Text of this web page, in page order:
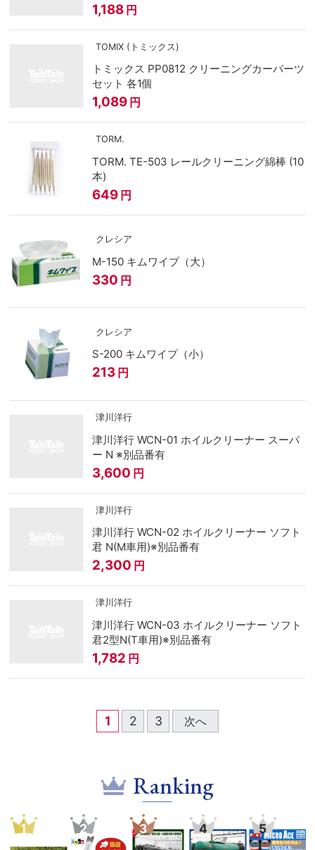
1,188 円
TOMIX (トミックス)
トミックス PP0812 クリーニングカーパーツ
セット 各1個
1,089 円
TORM.
TORM. TE-503 レールクリーニング綿棒 (10
本)
649 円
クレシア
M-150 キムワイプ（大）
330 円
クレシア
S-200 キムワイプ（小）
213 円
津川洋行
津川洋行 WCN-01 ホイルクリーナー スーパ
ー N ※別品番有
3,600 円
津川洋行
津川洋行 WCN-02 ホイルクリーナー ソフト
君 N(M車用)※別品番有
2,300 円
津川洋行
津川洋行 WCN-03 ホイルクリーナー ソフト
君2型N(T車用)※別品番有
1,782 円
1 2 3 次へ
Ranking
3 4 5 6 7